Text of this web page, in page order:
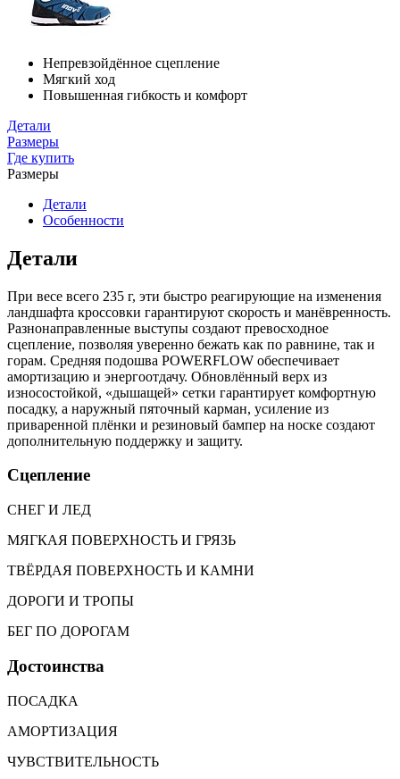
Непревзойдённое сцепление
Мягкий ход
Повышенная гибкость и комфорт
Детали
Размеры
Где купить
Размеры
Детали
Особенности
Детали
При весе всего 235 г, эти быстро реагирующие на изменения
ландшафта кроссовки гарантируют скорость и манёвренность.
Разнонаправленные выступы создают превосходное
сцепление, позволяя уверенно бежать как по равнине, так и
горам. Средняя подошва POWERFLOW обеспечивает
амортизацию и энергоотдачу. Обновлённый верх из
износостойкой, «дышащей» сетки гарантирует комфортную
посадку, а наружный пяточный карман, усиление из
приваренной плёнки и резиновый бампер на носке создают
дополнительную поддержку и защиту.
Сцепление
СНЕГ И ЛЕД
МЯГКАЯ ПОВЕРХНОСТЬ И ГРЯЗЬ
ТВЁРДАЯ ПОВЕРХНОСТЬ И КАМНИ
ДОРОГИ И ТРОПЫ
БЕГ ПО ДОРОГАМ
Достоинства
ПОСАДКА
АМОРТИЗАЦИЯ
ЧУВСТВИТЕЛЬНОСТЬ